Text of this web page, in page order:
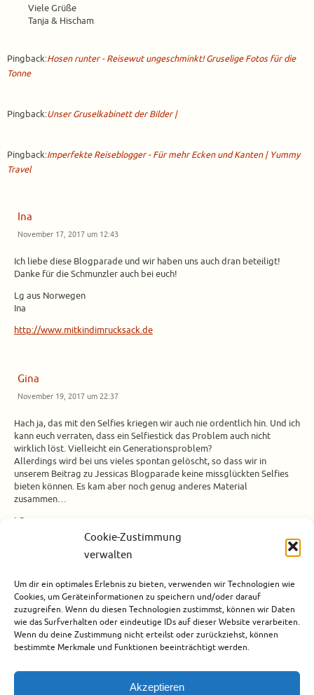
Cookie-Zustimmung
verwalten
Um dir ein optimales Erlebnis zu bieten, verwenden wir Technologien wie
Cookies, um Geräteinformationen zu speichern und/oder darauf
zuzugreifen. Wenn du diesen Technologien zustimmst, können wir Daten
wie das Surfverhalten oder eindeutige IDs auf dieser Website verarbeiten.
Wenn du deine Zustimmung nicht erteilst oder zurückziehst, können
bestimmte Merkmale und Funktionen beeinträchtigt werden.
Akzeptieren
Viele Grüße
Tanja & Hischam
Pingback:Hosen runter - Reisewut ungeschminkt! Gruselige Fotos für die
Tonne
Pingback:Unser Gruselkabinett der Bilder |
Pingback:Imperfekte Reiseblogger - Für mehr Ecken und Kanten | Yummy
Travel
Ina
November 17, 2017 um 12:43
Ich liebe diese Blogparade und wir haben uns auch dran beteiligt!
Danke für die Schmunzler auch bei euch!
Lg aus Norwegen
Ina
http://www.mitkindimrucksack.de
Gina
November 19, 2017 um 22:37
Hach ja, das mit den Selfies kriegen wir auch nie ordentlich hin. Und ich
kann euch verraten, dass ein Selfiestick das Problem auch nicht
wirklich löst. Vielleicht ein Generationsproblem?
Allerdings wird bei uns vieles spontan gelöscht, so dass wir in
unserem Beitrag zu Jessicas Blogparade keine missglückten Selfies
bieten können. Es kam aber noch genug anderes Material
zusammen…
LG
Pingback:Blogparade - Imperfekte Reiseblogger - See you on the flipside